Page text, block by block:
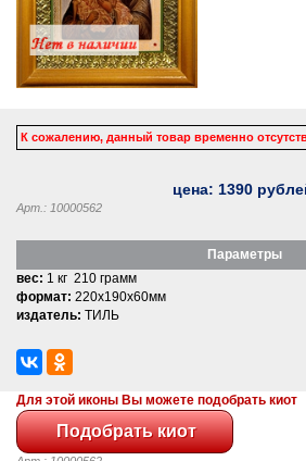
К сожалению, данный товар временно
цена: 1390
Арт.: 10000562
Параметры
вес: 1 кг 210 грамм
формат: 220x190x60мм
издатель: ТИЛЬ
Для этой иконы Вы можете подобрать киот